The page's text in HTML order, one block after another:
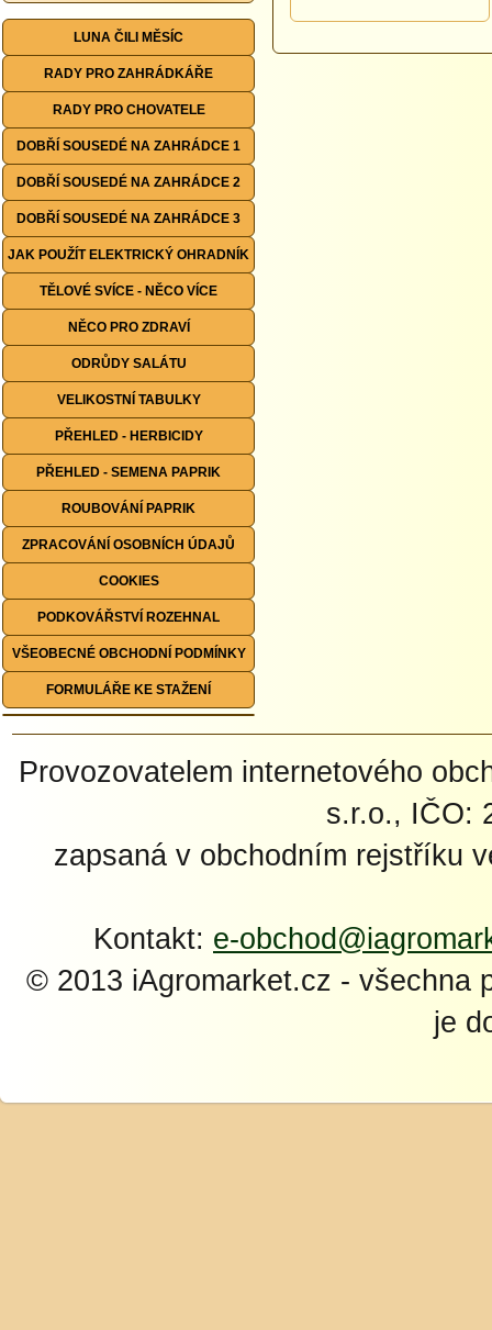
LUNA ČILI MĚSÍC
RADY PRO ZAHRÁDKÁŘE
RADY PRO CHOVATELE
DOBŘÍ SOUSEDÉ NA ZAHRÁDCE 1
DOBŘÍ SOUSEDÉ NA ZAHRÁDCE 2
DOBŘÍ SOUSEDÉ NA ZAHRÁDCE 3
JAK POUŽÍT ELEKTRICKÝ OHRADNÍK
TĚLOVÉ SVÍCE - NĚCO VÍCE
NĚCO PRO ZDRAVÍ
ODRŮDY SALÁTU
VELIKOSTNÍ TABULKY
PŘEHLED - HERBICIDY
PŘEHLED - SEMENA PAPRIK
ROUBOVÁNÍ PAPRIK
ZPRACOVÁNÍ OSOBNÍCH ÚDAJŮ
COOKIES
PODKOVÁŘSTVÍ ROZEHNAL
VŠEOBECNÉ OBCHODNÍ PODMÍNKY
FORMULÁŘE KE STAŽENÍ
Provozovatelem internetového
s.r.o., IČO:
zapsaná v obchodním rejstříku
Kontakt: e-
© 2013 iAgromarket.cz - všechna
je